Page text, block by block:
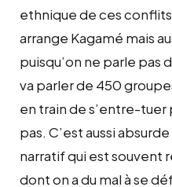
ethnique de ces
arrange Kagamé mais
puisqu’on ne parle pas
va parler de 450
en train de s’entre-tuer
pas. C’est aussi
narratif qui est souvent
dont on a du mal à se